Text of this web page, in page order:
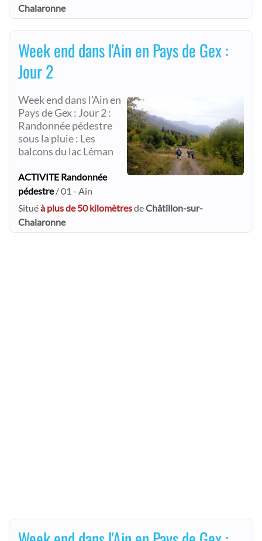
Chalaronne
Week end dans l'Ain en Pays de Gex :
Jour 2
Week end dans l'Ain en
Pays de Gex : Jour 2 :
Randonnée pédestre
sous la pluie : Les
balcons du lac Léman
ACTIVITE Randonnée
pédestre/ 01 - Ain
Situéà plus de 50 kilomètresdeChâtillon-sur-
Chalaronne